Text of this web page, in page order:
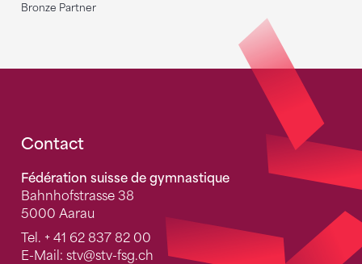
Bronze Partner
Fusszeile
Contact
Fédération suisse de gymnastique
Bahnhofstrasse 38
5000 Aarau
Tel. + 41 62 837 82 00
E-Mail: stv@stv-fsg.ch